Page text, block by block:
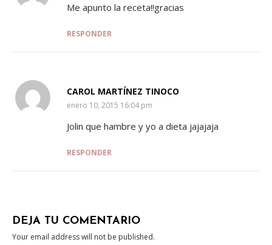
Me apunto la receta!!gracias
RESPONDER
CAROL MARTÍNEZ TINOCO
enero 10, 2015 16:04 pm
Jolin que hambre y yo a dieta jajajaja
RESPONDER
DEJA TU COMENTARIO
Your email address will not be published.